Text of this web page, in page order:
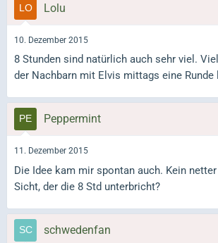
Lolu
10. Dezember 2015
8 Stunden sind natürlich auch sehr viel.
der Nachbarn mit Elvis mittags eine Runde
Peppermint
11. Dezember 2015
Die Idee kam mir spontan auch. Kein
Sicht, der die 8 Std unterbricht?
schwedenfan